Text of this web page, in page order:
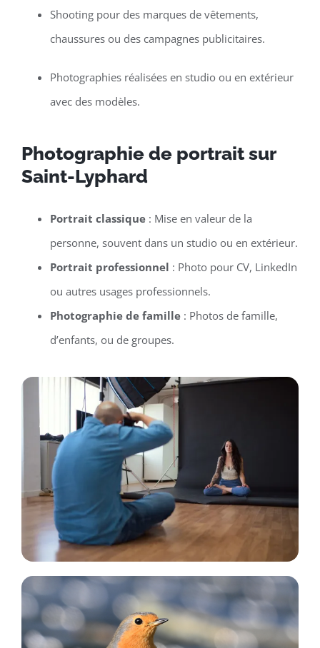
Shooting pour des marques de vêtements,
chaussures ou des campagnes publicitaires.
Photographies réalisées en studio ou en extérieur
avec des modèles.
Photographie de portrait sur
Saint-Lyphard
Portrait classique: Mise en valeur de la
personne, souvent dans un studio ou en extérieur.
Portrait professionnel : Photo pour CV, LinkedIn
ou autres usages professionnels.
Photographie de famille: Photos de famille,
d’enfants, ou de groupes.